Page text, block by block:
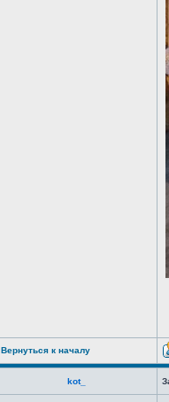
Вернуться к началу
kot_